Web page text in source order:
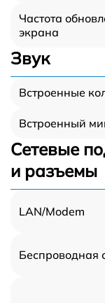
Частота
экрана
Звук
Встроенные
Встроенный
Сетевые
и разъемы
LAN/Modem
Беспроводная